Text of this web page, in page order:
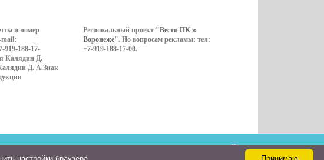
и номер
mail:
919-188-17-
Калядин Д.
Д. А.Знак
Региональный проект "Вести ПК в
Воронеже". По вопросам рекламы: тел:
+7-919-188-17-00.
Контакты